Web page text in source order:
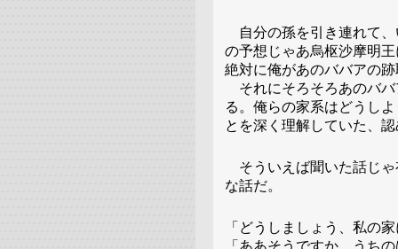
自分の孫を引き連れて、
の予想じゃあ烏枢沙摩明
絶対に俺があのババアの
それにそろそろあのババ
る。俺らの家系はどうし
とを深く理解していた、
そういえば聞いた話じゃ
な話だ。
「どうしましょう、私の
「ああそうですか、うち